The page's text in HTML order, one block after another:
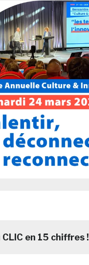
CLIC en 15 chiffres !